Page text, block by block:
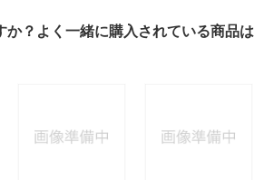
か？よく一緒に購入されている商品は